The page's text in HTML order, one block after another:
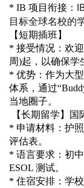
* IB 项目衔接：
目标全球名校的
【短期插班】
* 接受情况：欢
周)起，以确保学
* 优势：作为大
体系，通过
当地圈子。
【长期留学】国
* 申请材料：护
评估表。
* 语言要求：初
ESOL 测试。
* 住宿安排：学